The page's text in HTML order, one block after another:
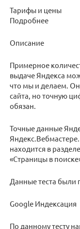
Тарифы и цены
Подробнее
Описание
Примерное
выдаче Яндекса
что мы и делаем. Он
сайта, но точную
обязан.
Точные данные
находится в
«Страницы в
Данные теста были
Google Индексация
По данному тесту